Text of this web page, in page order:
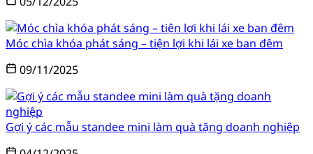
Móc chìa khóa phát sáng – tiện lợi khi lái xe ban đêm
09/11/2025
Gợi ý các mẫu standee mini làm quà tặng doanh nghiệp